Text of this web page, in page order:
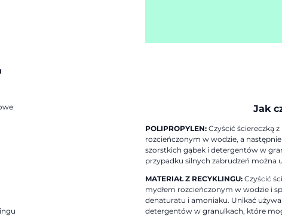
Jak
POLIPROPYLEN: Czyścić ściereczką
rozcieńczonym w wodzie, a
szorstkich gąbek i detergentów w
przypadku silnych zabrudzeń można
MATERIAŁ Z RECYKLINGU: Czyścić
mydłem rozcieńczonym w wodzie i
denaturatu i amoniaku. Unikać
detergentów w granulkach, które